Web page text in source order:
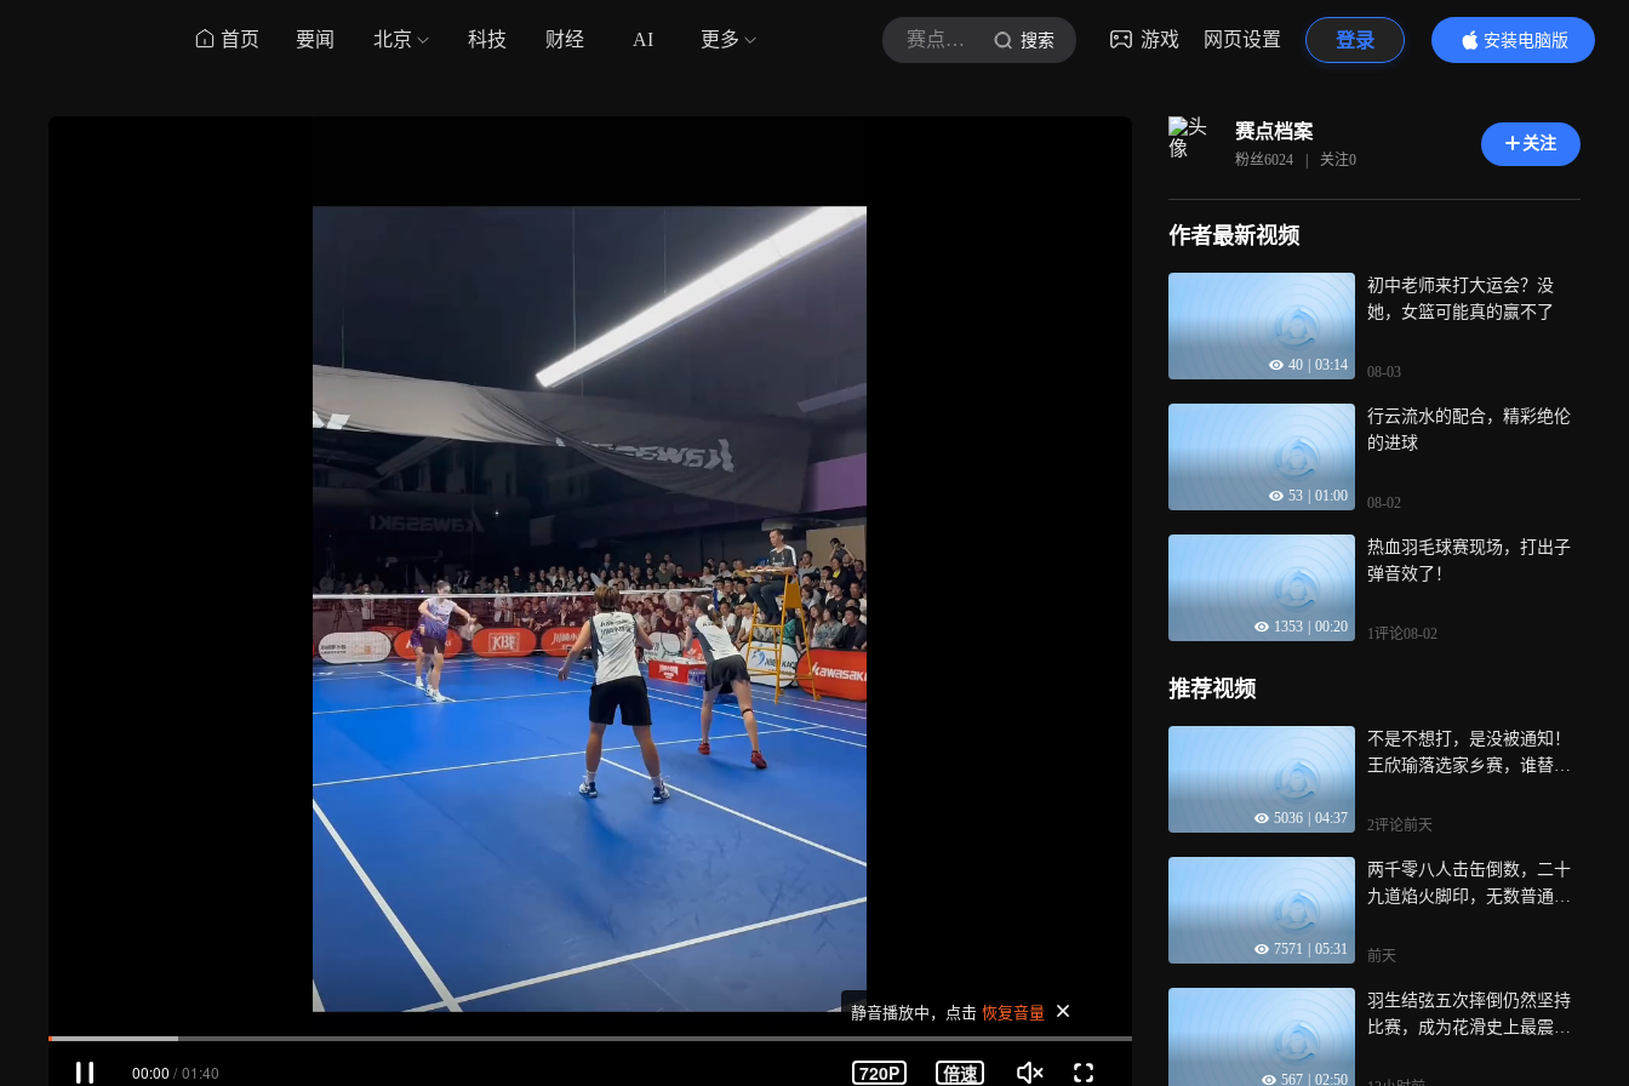
首页 要闻 北京 科技 财经 AI 更多 赛点档案 搜索 游戏 网页设置 登录
安装电脑版
内容更精彩
00:00 / 01:40 720P 倍速
静音播放中，点击 恢复音量
赛点档案
粉丝6024 | 关注0
关注
作者最新视频
40 03:14
初中老师来打大运会？没
她，女篮可能真的赢不了
08-03
53 01:00
行云流水的配合，精彩绝伦
的进球
08-02
1353 00:20
热血羽毛球赛现场，打出子
弹音效了！
1评论08-02
推荐视频
5036 04:37
不是不想打，是没被通知！
王欣瑜落选家乡赛，谁替她
2评论前天
7571 05:31
两千零八人击缶倒数，二十
九道焰火脚印，无数普通人
前天
567 02:50
羽生结弦五次摔倒仍然坚持
比赛，成为花滑史上最震撼